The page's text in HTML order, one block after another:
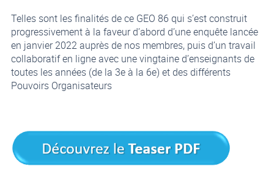
Telles sont les finalités de ce GEO 86 qui s’est construit
progressivement à la faveur d’abord d’une enquête lancée
en janvier 2022 auprès de nos membres, puis d’un travail
collaboratif en ligne avec une vingtaine d’enseignants de
toutes les années (de la 3e à la 6e) et des différents
Pouvoirs Organisateurs